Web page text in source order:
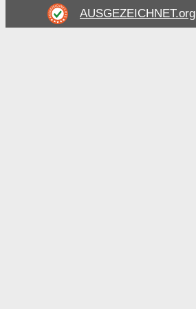
AUSGEZEICHNET.org